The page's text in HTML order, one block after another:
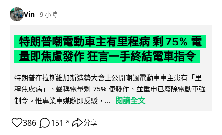
Vin 9 小時
特朗普嘲電動車主有里程病 剩 75% 電
量即焦慮發作 狂言一手終結電車指令
特朗普在拉斯維加斯造勢大會上公開嘲諷電動車車主患有「里
程焦慮病」，聲稱電量剩 75% 便發作，並重申已廢除電動車強
制令。惟專業車媒隨即反駁，...
閱讀全文
386 151 ↗ 分享